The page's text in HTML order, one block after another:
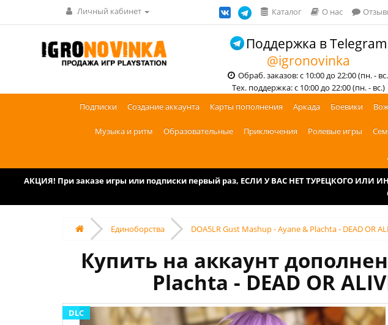
Личный кабинет Каталог О нас
Поддержка в Telegram
@igronovinka
Обраб. заказов: с 10:00 до 22:00 (пн. -
Тех. поддержка: с 10:00 до 22:00 (пн. - вс.)
Подписки Создание аккаунта Карты пополнения Аркада Боевики
Музыка и ритм Образовательные Приключения Ролевые игры
АКЦИЯ! При заказе игры или подписки первый раз, ЕСЛИ У ВАС НЕТ ТУРЕЦКОГО ИЛИ
Единоборства DOA5LR Gust Mashup - Ayane & Plachta - DEAD OR
Купить на аккаунт
Plachta - DEAD OR
DLC